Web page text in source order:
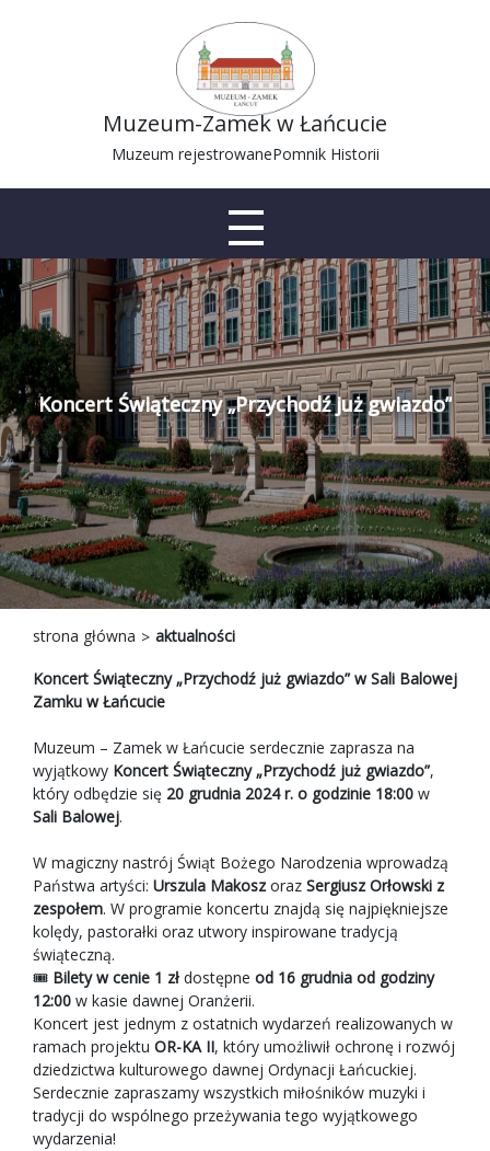
Muzeum-Zamek w Łańcucie
Muzeum rejestrowanePomnik Historii
Koncert Świąteczny „Przychodź już gwiazdo”
strona główna aktualności
Koncert Świąteczny „Przychodź już gwiazdo” w Sali Balowej
Zamku w Łańcucie
Muzeum – Zamek w Łańcucie serdecznie zaprasza na
wyjątkowy Koncert Świąteczny „Przychodź już gwiazdo”,
który odbędzie się 20 grudnia 2024 r. o godzinie 18:00 w
Sali Balowej.
W magiczny nastrój Świąt Bożego Narodzenia wprowadzą
Państwa artyści: Urszula Makoszoraz Sergiusz Orłowski z
zespołem. W programie koncertu znajdą się najpiękniejsze
kolędy, pastorałki oraz utwory inspirowane tradycją
świąteczną.
🎟 Bilety w cenie 1 zł dostępne od 16 grudnia od godziny
12:00 w kasie dawnej Oranżerii.
Koncert jest jednym z ostatnich wydarzeń realizowanych w
ramach projektu OR-KA II, który umożliwił ochronę i rozwój
dziedzictwa kulturowego dawnej Ordynacji Łańcuckiej.
Serdecznie zapraszamy wszystkich miłośników muzyki i
tradycji do wspólnego przeżywania tego wyjątkowego
wydarzenia!